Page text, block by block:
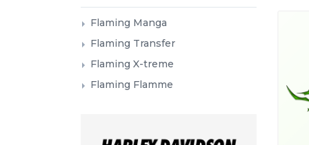
Flaming Manga
Flaming Transfer
Flaming X-treme
Flaming Flamme